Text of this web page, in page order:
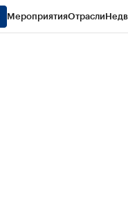
МероприятияОтрасли